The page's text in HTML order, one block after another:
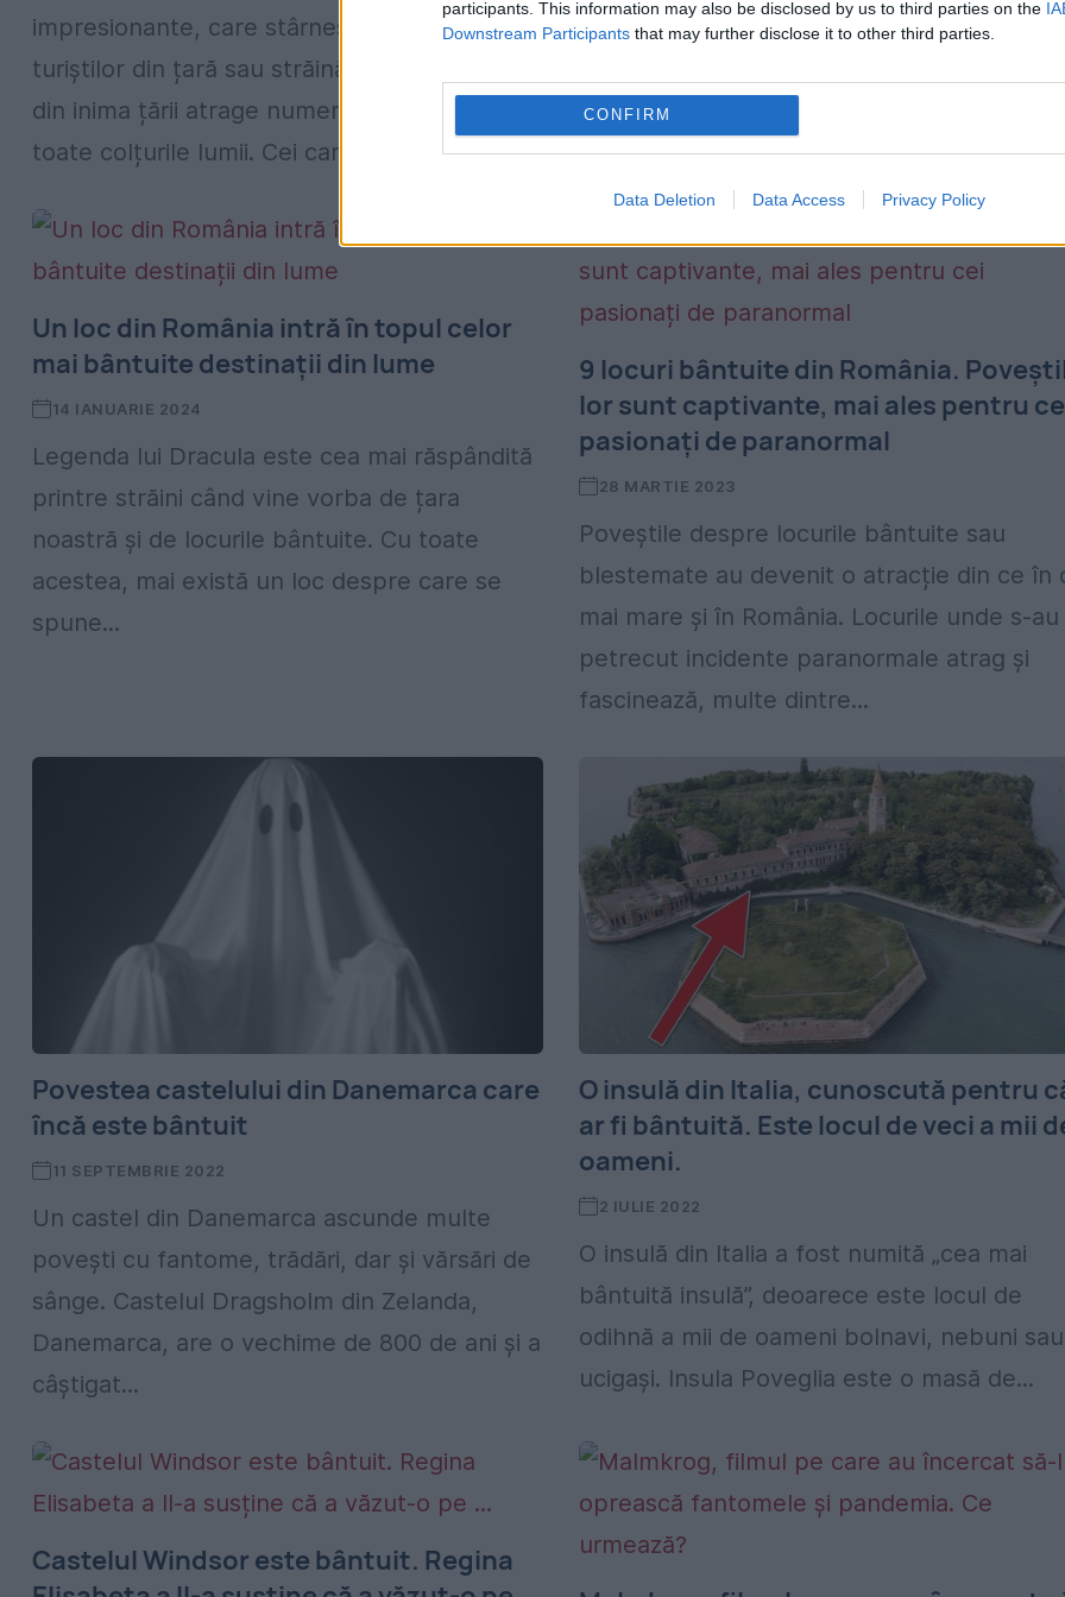
participants. This information may also be disclosed by us to third parties on the
Downstream Participants that may further disclose it to other third parties.
CONFIRM
Data Deletion Data Access Privacy Policy
impresionante, care stârnesc curiozitatea
turiștilor din țară sau străinătate. Un castel
din inima țării atrage numeroși curioși din
toate colțurile lumii. Cei care ajung...
apropierea Veneției, Italia. Mulți oameni
autoritățile au interzis accesul pentru
Insula Poveglia,...
Un loc din România intră în topul celor
mai bântuite destinații din lume
14 IANUARIE 2024
Legenda lui Dracula este cea mai răspândită
printre străini când vine vorba de țara
noastră și de locurile bântuite. Cu toate
acestea, mai există un loc despre care se
spune...
9 locuri bântuite din România.
lor sunt captivante, mai ales pentru
pasionați de paranormal
28 MARTIE 2023
Poveștile despre locurile bântuite sau
blestemate au devenit o atracție din ce în
mai mare și în România. Locurile unde s-au
petrecut incidente paranormale atrag și
fascinează, multe dintre...
Povestea castelului din Danemarca care
încă este bântuit
11 SEPTEMBRIE 2022
Un castel din Danemarca ascunde multe
povești cu fantome, trădări, dar și vărsări de
sânge. Castelul Dragsholm din Zelanda,
Danemarca, are o vechime de 800 de ani și a
câștigat...
O insulă din Italia, cunoscută pentru
ar fi bântuită. Este locul de veci a mii
oameni.
2 IULIE 2022
O insulă din Italia a fost numită „cea mai
bântuită insulă”, deoarece este locul de
odihnă a mii de oameni bolnavi, nebuni sau
ucigași. Insula Poveglia este o masă de...
Castelul Windsor este bântuit. Regina